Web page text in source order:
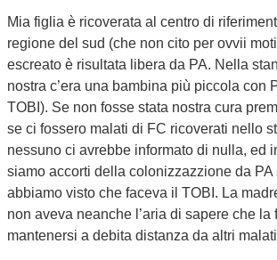
Mia figlia è ricoverata al centro di
regione del sud (che non cito per ovvii
escreato è risultata libera da PA. Nella
nostra c’era una bambina più piccola con
TOBI). Se non fosse stata nostra cura
se ci fossero malati di FC ricoverati nello
nessuno ci avrebbe informato di nulla, ed
siamo accorti della colonizzazzione da PA
abbiamo visto che faceva il TOBI. La
non aveva neanche l’aria di sapere che la
mantenersi a debita distanza da altri